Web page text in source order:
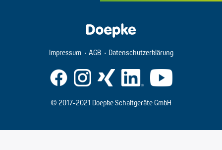
Impressum AGB Datenschutzerklärung
© 2017-2021 Doepke Schaltgeräte GmbH